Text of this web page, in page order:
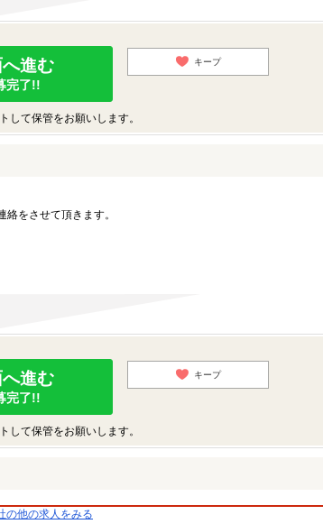
進む
完了!!
キープ
て保管をお願いします。
をさせて頂きます。
進む
完了!!
キープ
て保管をお願いします。
の他の求人をみる